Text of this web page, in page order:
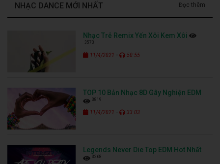
NHẠC DANCE MỚI NHẤT Đọc thêm
Nhạc Trẻ Remix Yến Xôi Kem Xôi
3573
11/4/2021 - 50:55
TOP 10 Bản Nhạc 8D Gây Nghiện EDM
3819
11/4/2021 - 33:03
Legends Never Die Top EDM Hot Nhất
3268